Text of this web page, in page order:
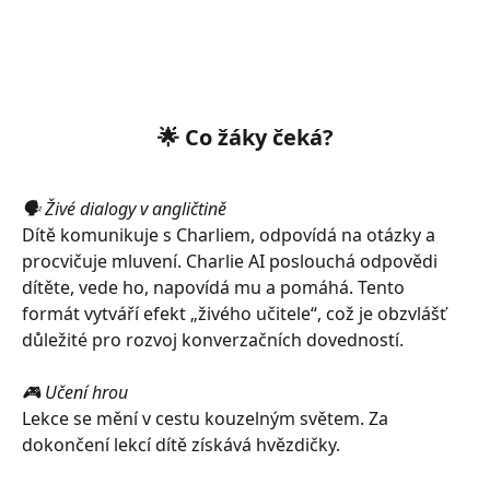
🌟 Co žáky čeká?
🗣️ Živé dialogy v angličtině
Dítě komunikuje s Charliem, odpovídá na otázky a
procvičuje mluvení. Charlie AI poslouchá odpovědi
dítěte, vede ho, napovídá mu a pomáhá. Tento
formát vytváří efekt „živého učitele“, což je obzvlášť
důležité pro rozvoj konverzačních dovedností.
🎮 Učení hrou
Lekce se mění v cestu kouzelným světem. Za
dokončení lekcí dítě získává hvězdičky.